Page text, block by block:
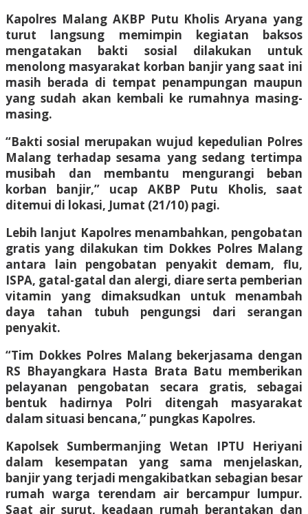
Kapolres Malang AKBP Putu Kholis Aryana yang
turut langsung memimpin kegiatan baksos
mengatakan bakti sosial dilakukan untuk
menolong masyarakat korban banjir yang saat ini
masih berada di tempat penampungan maupun
yang sudah akan kembali ke rumahnya masing-
masing.
“Bakti sosial merupakan wujud kepedulian Polres
Malang terhadap sesama yang sedang tertimpa
musibah dan membantu mengurangi beban
korban banjir,” ucap AKBP Putu Kholis, saat
ditemui di lokasi, Jumat (21/10) pagi.
Lebih lanjut Kapolres menambahkan, pengobatan
gratis yang dilakukan tim Dokkes Polres Malang
antara lain pengobatan penyakit demam, flu,
ISPA, gatal-gatal dan alergi, diare serta pemberian
vitamin yang dimaksudkan untuk menambah
daya tahan tubuh pengungsi dari serangan
penyakit.
“Tim Dokkes Polres Malang bekerjasama dengan
RS Bhayangkara Hasta Brata Batu memberikan
pelayanan pengobatan secara gratis, sebagai
bentuk hadirnya Polri ditengah masyarakat
dalam situasi bencana,” pungkas Kapolres.
Kapolsek Sumbermanjing Wetan IPTU Heriyani
dalam kesempatan yang sama menjelaskan,
banjir yang terjadi mengakibatkan sebagian besar
rumah warga terendam air bercampur lumpur.
Saat air surut, keadaan rumah berantakan dan